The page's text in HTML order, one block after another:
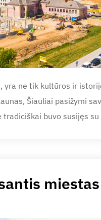
yra ne tik kultūros ir
Šiauliai pasižymi
tradiciškai buvo susijęs
miestas